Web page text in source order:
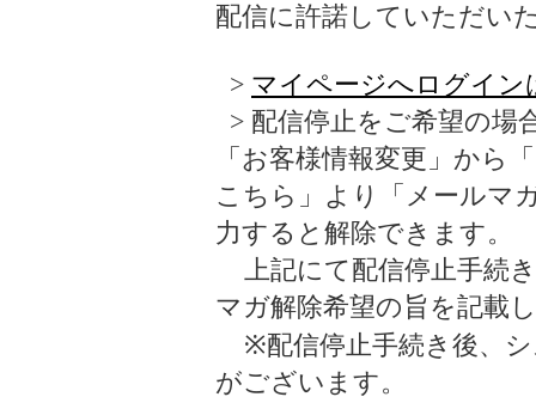
配信に許諾していただい
> マイページへログイン
> 配信停止をご希望の場
「お客様情報変更」から
こちら」より「メールマ
力すると解除できます。
上記にて配信停止手続
マガ解除希望の旨を記載
※配信停止手続き後、シ
がございます。